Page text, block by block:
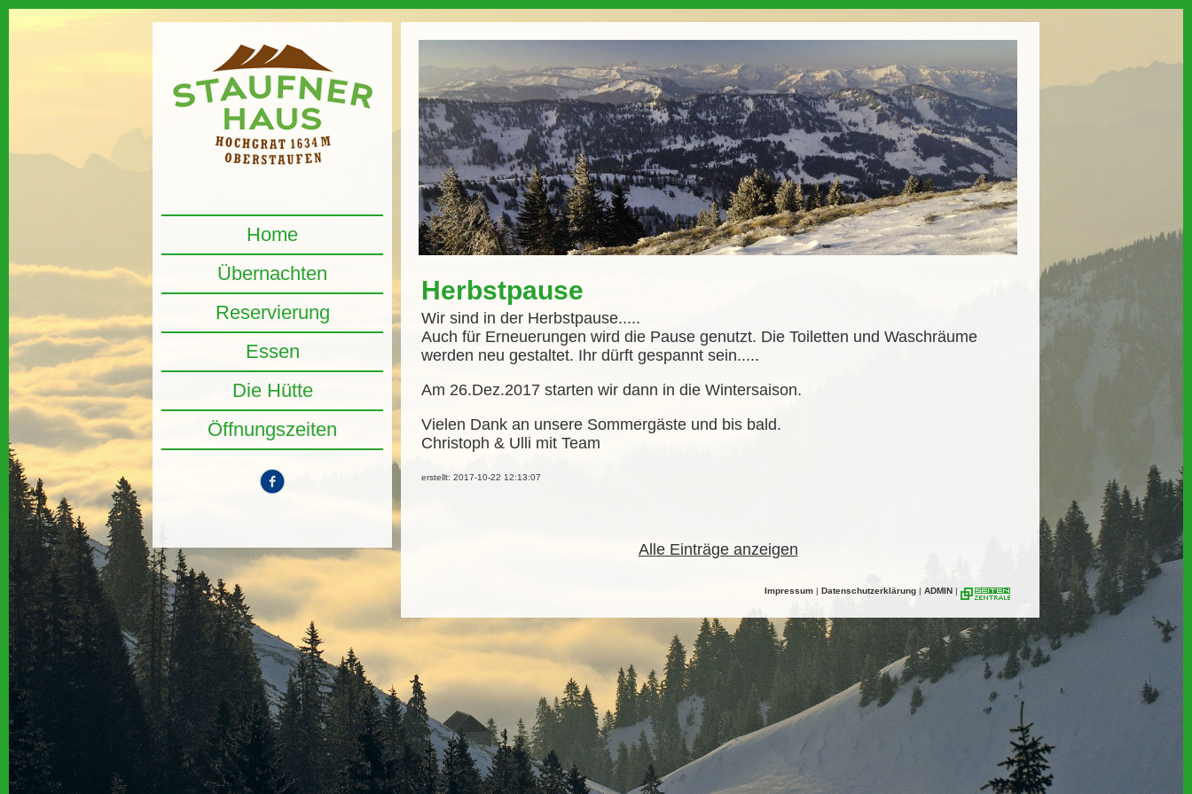
Home
Übernachten
Reservierung
Essen
Die Hütte
Öffnungszeiten
Herbstpause
Wir sind in der Herbstpause.....
Auch für Erneuerungen wird die Pause genutzt. Die Toiletten und Waschräume
werden neu gestaltet. Ihr dürft gespannt sein.....
Am 26.Dez.2017 starten wir dann in die Wintersaison.
Vielen Dank an unsere Sommergäste und bis bald.
Christoph & Ulli mit Team
erstellt: 2017-10-22 12:13:07
Alle Einträge anzeigen
Impressum | Datenschutzerklärung | ADMIN |